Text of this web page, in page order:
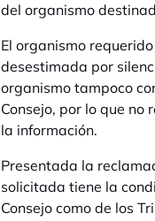
del organismo
El organismo
desestimada por
organismo tampoco
Consejo, por lo que
la información.
Presentada la
solicitada tiene la
Consejo como de los